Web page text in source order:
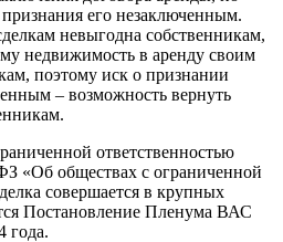
его незаключенным.
невыгодна собственникам,
недвижимость в аренду своим
поэтому иск о признании
– возможность вернуть
ответственностью
«Об обществах с ограниченной
совершается в крупных
Постановление Пленума ВАС
года.